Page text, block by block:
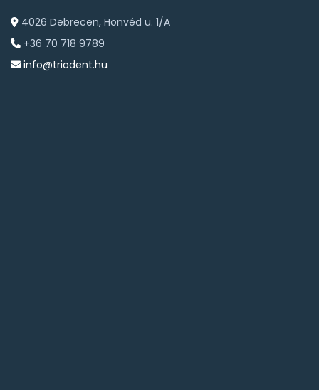
4026 Debrecen, Honvéd u. 1/A
+36 70 718 9789
info@triodent.hu